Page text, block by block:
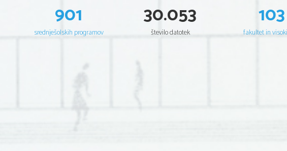
901
srednješolskih programov
30.053
število datotek
103
fakultet in